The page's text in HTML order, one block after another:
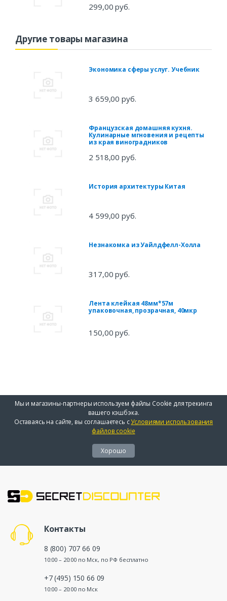
299,00 руб.
Другие товары магазина
Экономика сферы услуг. Учебник
3 659,00 руб.
Французская домашняя кухня.
Кулинарные мгновения и рецепты
из края виноградников
2 518,00 руб.
История архитектуры Китая
4 599,00 руб.
Незнакомка из Уайлдфелл-Холла
317,00 руб.
Лента клейкая 48мм*57м
упаковочная, прозрачная, 40мкр
150,00 руб.
Мы и магазины-партнеры используем файлы Cookie для трекинга
вашего кэшбэка.
Оставаясь на сайте, вы соглашаетесь сУсловиями использования
файлов cookie
Хорошо
Контакты
8 (800) 707 66 09
10:00 – 20:00 по Мск, по РФ бесплатно
+7 (495) 150 66 09
10:00 – 20:00 по Мск